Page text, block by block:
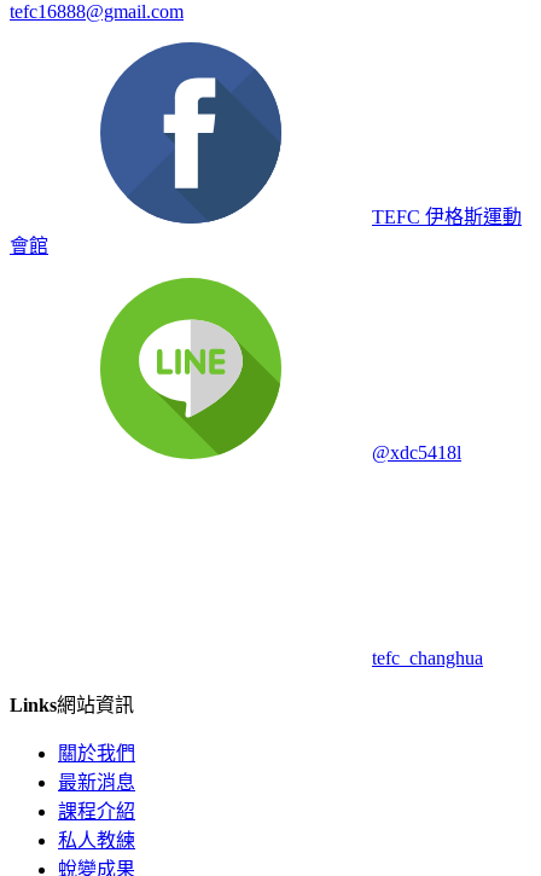
tefc16888@gmail.com
TEFC 伊格斯運動
會館
@xdc5418l
tefc_changhua
Links網站資訊
關於我們
最新消息
課程介紹
私人教練
蛻變成果